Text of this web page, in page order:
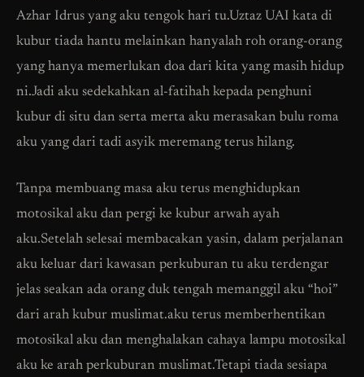
Azhar Idrus yang aku tengok hari tu.Uztaz UAI kata di
kubur tiada hantu melainkan hanyalah roh orang-orang
yang hanya memerlukan doa dari kita yang masih hidup
ni.Jadi aku sedekahkan al-fatihah kepada penghuni
kubur di situ dan serta merta aku merasakan bulu roma
aku yang dari tadi asyik meremang terus hilang.
Tanpa membuang masa aku terus menghidupkan
motosikal aku dan pergi ke kubur arwah ayah
aku.Setelah selesai membacakan yasin, dalam perjalanan
aku keluar dari kawasan perkuburan tu aku terdengar
jelas seakan ada orang duk tengah memanggil aku “hoi”
dari arah kubur muslimat.aku terus memberhentikan
motosikal aku dan menghalakan cahaya lampu motosikal
aku ke arah perkuburan muslimat.Tetapi tiada sesiapa